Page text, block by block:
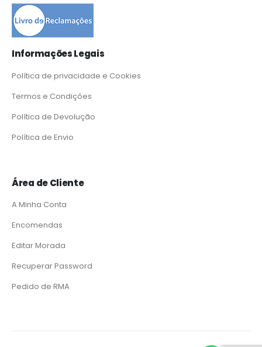
Informações Legais
Política de privacidade e Cookies
Termos e Condições
Política de Devolução
Política de Envio
Área de Cliente
A Minha Conta
Encomendas
Editar Morada
Recuperar Password
Pedido de RMA